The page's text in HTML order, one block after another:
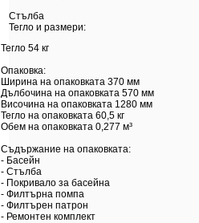
Стълба
Тегло и размери:
Тегло 54 кг
Опаковка:
Ширина на опаковката 370 мм
Дълбочина на опаковката 570 мм
Височина на опаковката 1280 мм
Тегло на опаковката 60,5 кг
Обем на опаковката 0,277 м³
Съдържание на опаковката:
- Басейн
- Стълба
- Покривало за басейна
- Филтърна помпа
- Филтърен патрон
- Ремонтен комплект